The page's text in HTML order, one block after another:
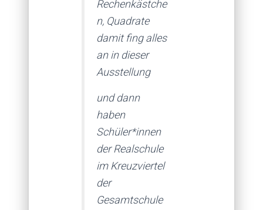
Rechenkästche
n, Quadrate
damit fing alles
an in dieser
Ausstellung
und dann
haben
Schüler*innen
der Realschule
im Kreuzviertel
der
Gesamtschule